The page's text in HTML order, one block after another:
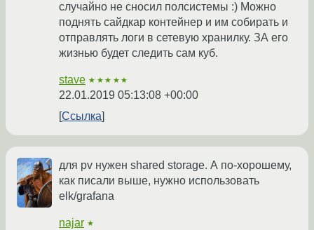
случайно не сносил полсистемы :) Можно
поднять сайдкар контейнер и им собирать и
отправлять логи в сетевую хранилку. ЗА его
жизнью будет следить сам куб.
stave ★★★★★
22.01.2019 05:13:08 +00:00
Ссылка
для pv нужен shared storage. А по-хорошему,
как писали выше, нужно использовать
elk/grafana
najar ★